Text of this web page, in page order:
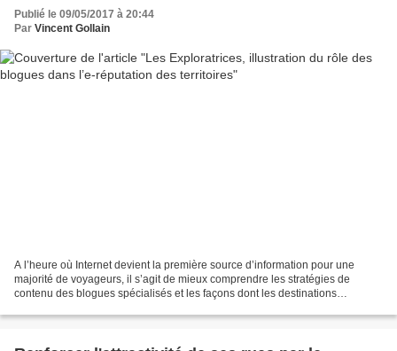
Publié le 09/05/2017 à 20:44
Par Vincent Gollain
A l’heure où Internet devient la première source d’information pour une
majorité de voyageurs, il s’agit de mieux comprendre les stratégies de
contenu des blogues spécialisés et les façons dont les destinations